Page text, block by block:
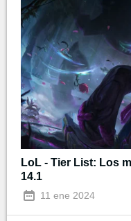
LoL - Tier List: Los
14.1
11 ene 2024